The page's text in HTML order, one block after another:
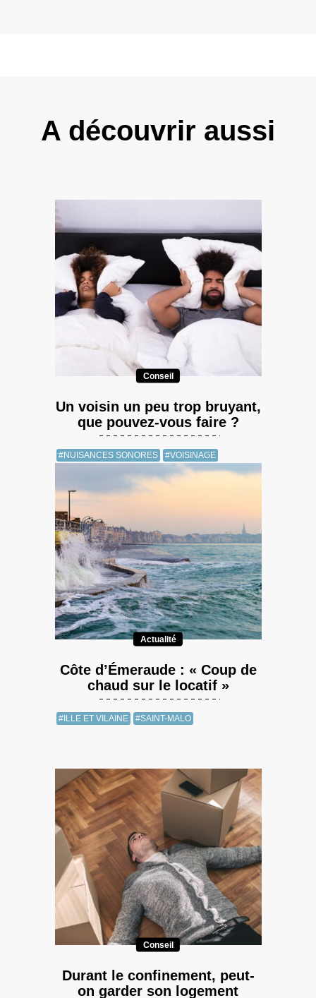
A découvrir aussi
Conseil
Un voisin un peu trop bruyant,
que pouvez-vous faire ?
#NUISANCES SONORES #VOISINAGE
Actualité
Côte d’Émeraude : « Coup de
chaud sur le locatif »
#ILLE ET VILAINE #SAINT-MALO
Conseil
Durant le confinement, peut-
on garder son logement